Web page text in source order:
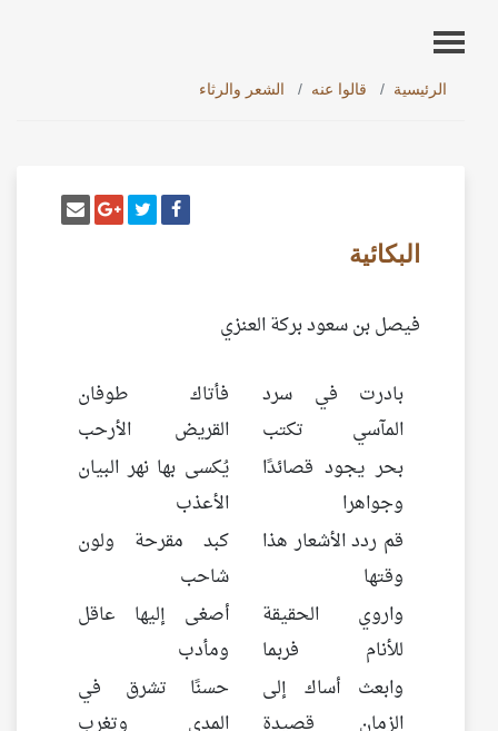
الرئيسية قالوا عنه الشعر والرثاء
شارك على فيسبوك
أنشر تغريدةشارك على
البكائية
فيصل بن سعود بركة العنزي
بادرت في سرد
المآسي تكتب
فأتاك طوفان
القريض الأرحب
بحر يجود قصائدًا
وجواهرا
يُكسى بها نهر البيان
الأعذب
قم ردد الأشعار هذا
وقتها
كبد مقرحة ولون
شاحب
واروي الحقيقة
للأنام فربما
أصغى إليها عاقل
ومأدب
وابعث أساك إلى
الزمان قصيدة
حسنًا تشرق في
المدى وتغرب